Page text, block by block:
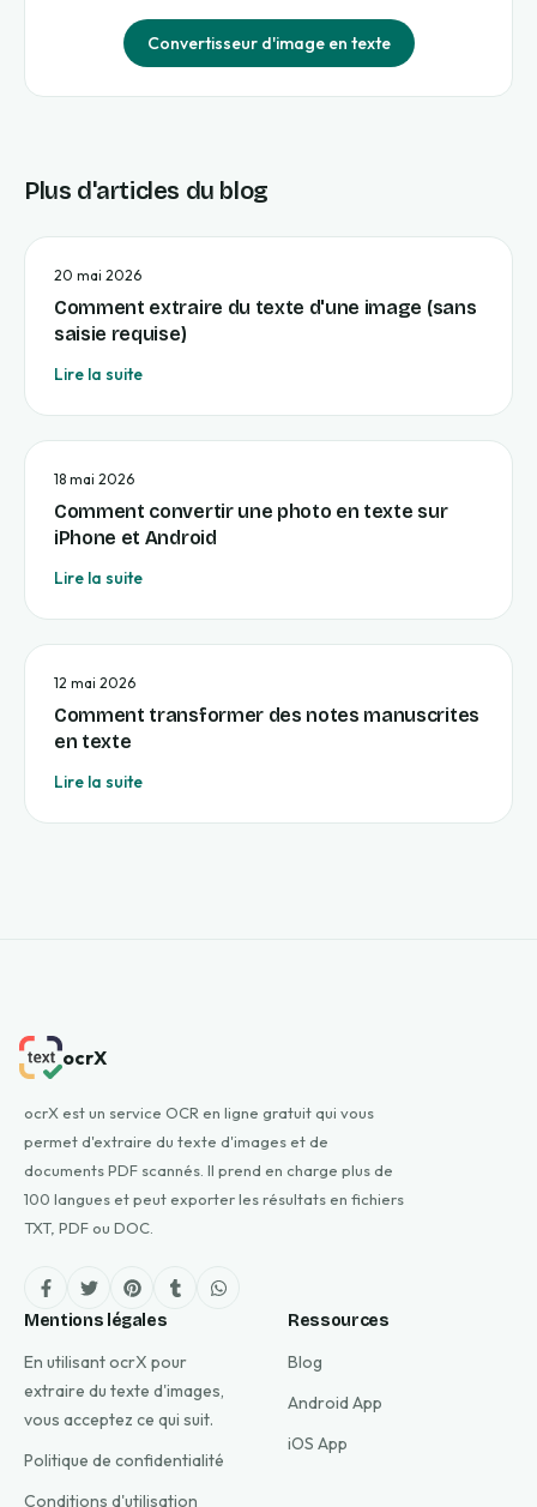
Convertisseur d'image en texte
Plus d'articles du blog
20 mai 2026
Comment extraire du texte d'une image (sans
saisie requise)
Lire la suite
18 mai 2026
Comment convertir une photo en texte sur
iPhone et Android
Lire la suite
12 mai 2026
Comment transformer des notes manuscrites
en texte
Lire la suite
ocrX
ocrX est un service OCR en ligne gratuit qui vous
permet d'extraire du texte d'images et de
documents PDF scannés. Il prend en charge plus de
100 langues et peut exporter les résultats en fichiers
TXT, PDF ou DOC.
Mentions légales
En utilisant ocrX pour
extraire du texte d'images,
vous acceptez ce qui suit.
Politique de confidentialité
Conditions d'utilisation
Ressources
Blog
Android App
iOS App